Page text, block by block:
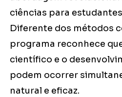
ciências para
Diferente dos métodos
programa reconhece
científico e o
podem ocorrer
natural e eficaz.